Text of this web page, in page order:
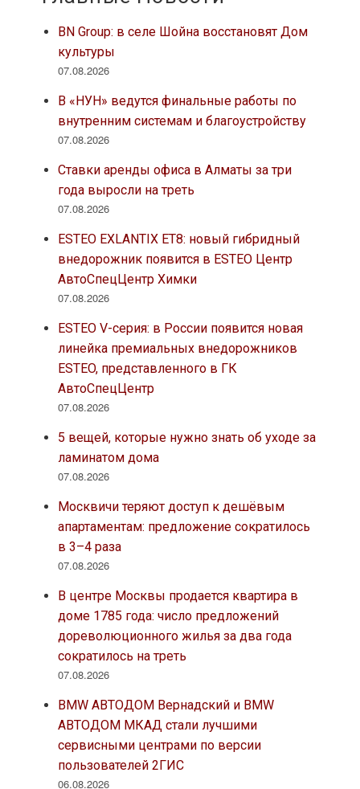
BN Group: в селе Шойна восстановят Дом
культуры
07.08.2026
В «НУН» ведутся финальные работы по
внутренним системам и благоустройству
07.08.2026
Ставки аренды офиса в Алматы за три
года выросли на треть
07.08.2026
ESTEO EXLANTIX ET8: новый гибридный
внедорожник появится в ESTEO Центр
АвтоСпецЦентр Химки
07.08.2026
ESTEO V-серия: в России появится новая
линейка премиальных внедорожников
ESTEO, представленного в ГК
АвтоСпецЦентр
07.08.2026
5 вещей, которые нужно знать об уходе за
ламинатом дома
07.08.2026
Москвичи теряют доступ к дешёвым
апартаментам: предложение сократилось
в 3–4 раза
07.08.2026
В центре Москвы продается квартира в
доме 1785 года: число предложений
дореволюционного жилья за два года
сократилось на треть
07.08.2026
BMW АВТОДОМ Вернадский и BMW
АВТОДОМ МКАД стали лучшими
сервисными центрами по версии
пользователей 2ГИС
06.08.2026